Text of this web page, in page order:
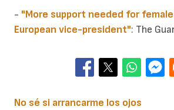
- "More support needed for
European vice-president": The
No sé si arrancarme los ojos